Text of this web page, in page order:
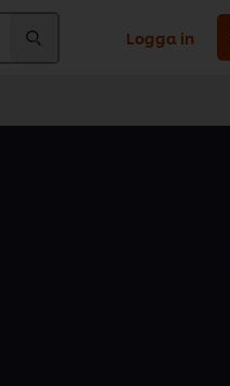
Logga in